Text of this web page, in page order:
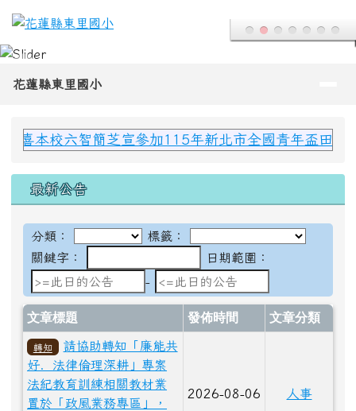
花蓮縣東里國小
導覽列
花蓮縣東里國小
上中區域內容
校六智簡芝宣參加115年新北市全國青年盃田徑公開賽
最新公告
分類：
標籤：
關鍵字：
日期範圍：
-
日期範圍：
文章標題 發佈時間 文章分類
轉知
請協助轉知「廉能共
好．法律倫理深耕」專案
法紀教育訓練相關教材業
置於「政風業務專區」，
2026-08-06 人事